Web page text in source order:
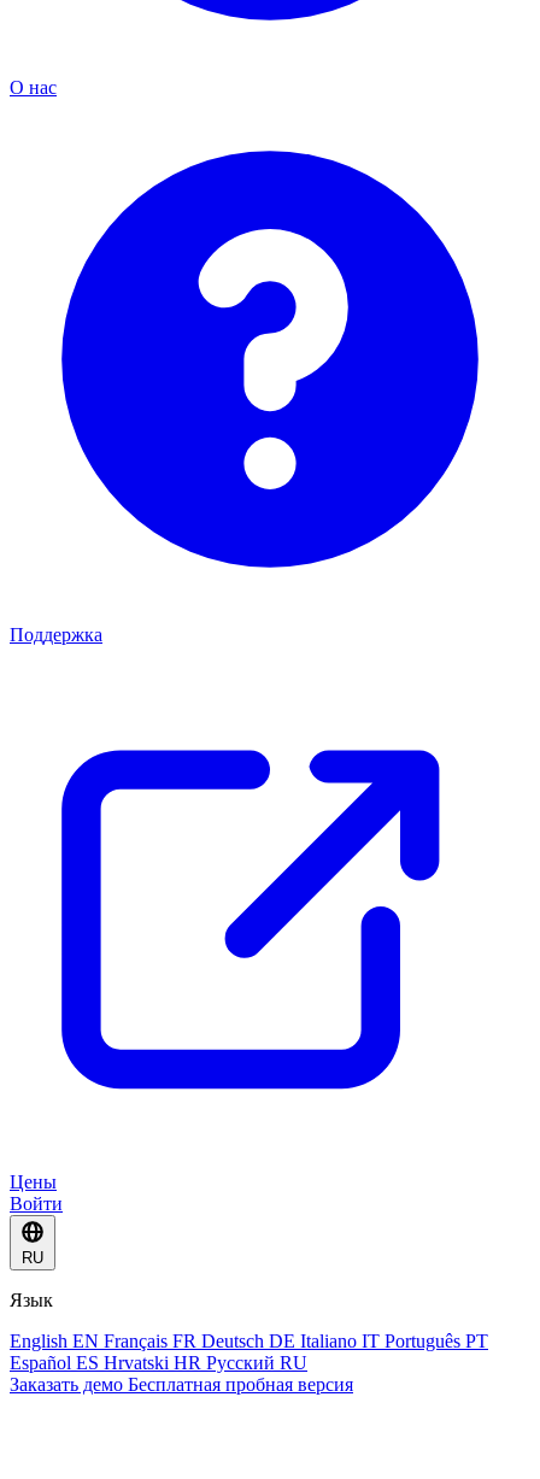
О нас
Поддержка
Цены
Войти
RU
Язык
English EN Français FR Deutsch DE Italiano IT Português PT
Español ES Hrvatski HR Русский RU
Заказать демо Бесплатная пробная версия